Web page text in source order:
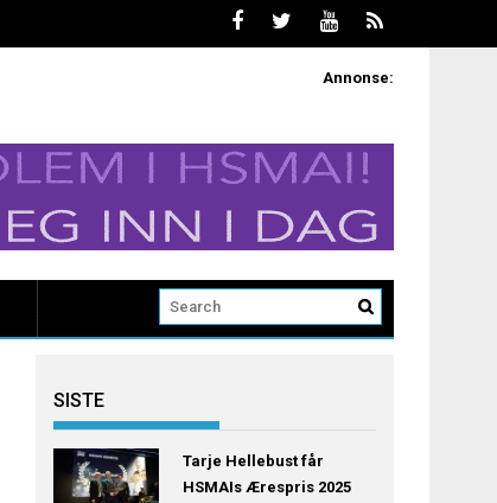
Annonse:
SISTE
Tarje Hellebust får
HSMAIs Ærespris 2025